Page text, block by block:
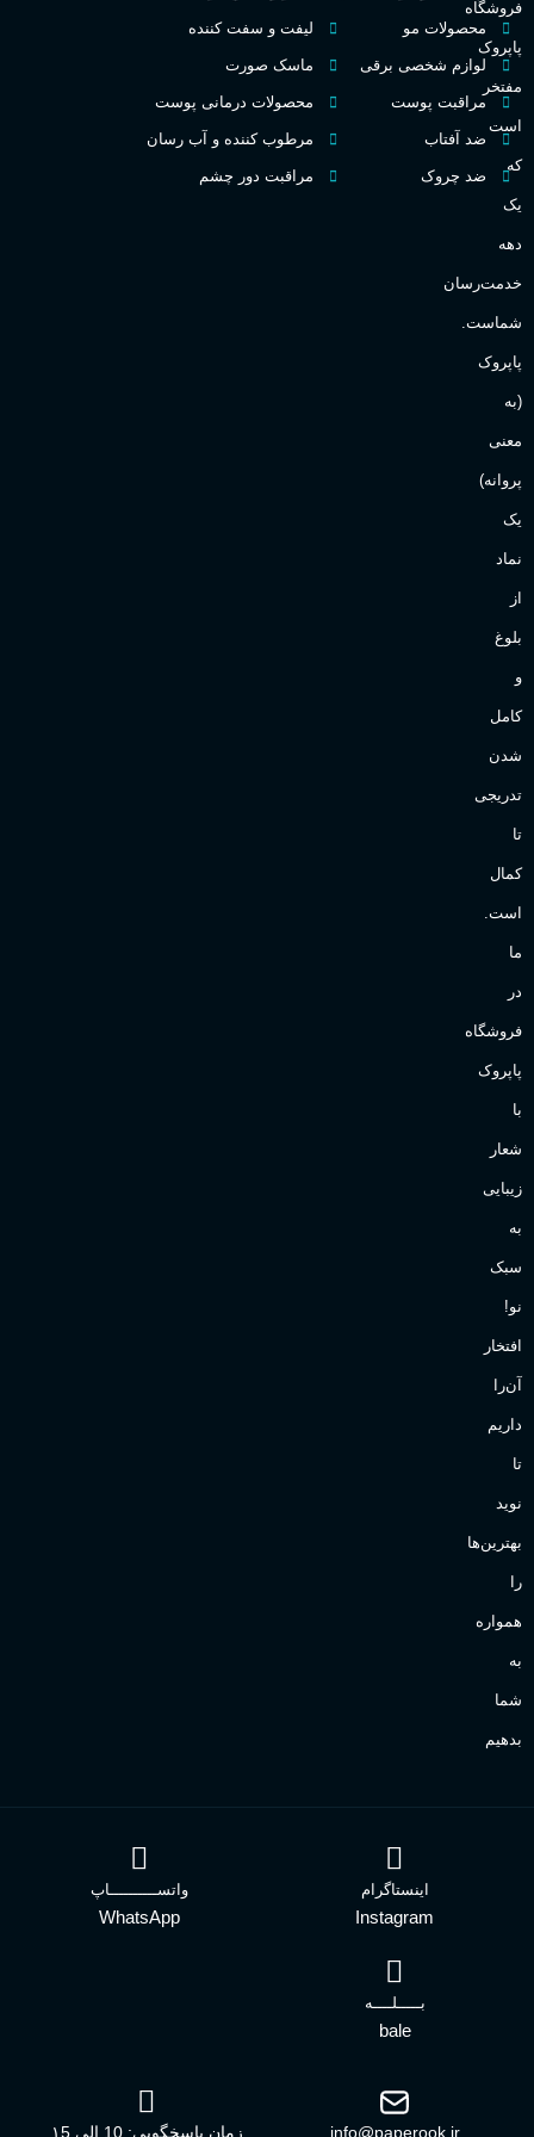
غلظت
اکسترکت دو پرفیوم
گروه بویایی میوه ای
مناسب برای
آقایان
فروشگاه
پاپروک
مفتخر
است
که
یک
دهه
خدمت‌رسان
شماست.
پاپروک
(به
معنی
پروانه)
یک
نماد
از
بلوغ
و
کامل
شدن
تدریجی
تا
کمال
است.
ما
در
فروشگاه
پاپروک
با
شعار
زیبایی
به
سبک
نو!
افتخار
آن‌را
داریم
تا
نوید
بهترین‌ها
را
همواره
به
شما
بدهیم
محصولات مو
لوازم شخصی برقی
مراقبت پوست
ضد آفتاب
ضد چروک
لیفت و سفت کننده
ماسک صورت
محصولات درمانی پوست
مرطوب کننده و آب رسان
مراقبت دور چشم
اینستاگرام
Instagram
واتســــــــــاپ
WhatsApp
بـــــلــــه
bale
info@paperook.ir زمان پاسخگویی: 10 الی ۱5